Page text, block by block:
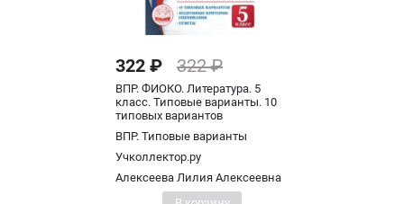
322 ₽ 322 ₽
ВПР. ФИОКО. Литература. 5
класс. Типовые варианты. 10
типовых вариантов
ВПР. Типовые варианты
Учколлектор.ру
Алексеева Лилия Алексеевна